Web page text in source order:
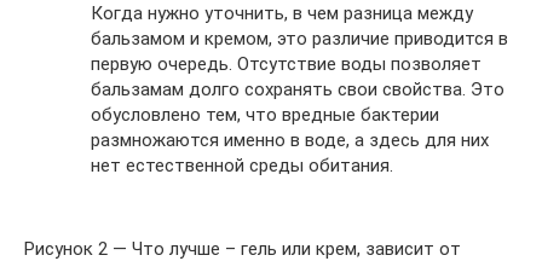
Когда нужно уточнить, в чем разница между
бальзамом и кремом, это различие приводится в
первую очередь. Отсутствие воды позволяет
бальзамам долго сохранять свои свойства. Это
обусловлено тем, что вредные бактерии
размножаются именно в воде, а здесь для них
нет естественной среды обитания.
Рисунок 2 — Что лучше – гель или крем, зависит от